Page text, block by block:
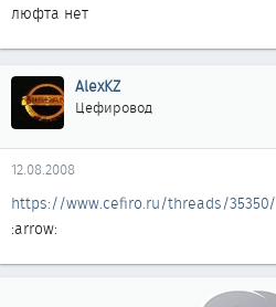
люфта нет
AlexKZ
Цефировод
12.08.2008
https://www.cefiro.ru/threads/35350/
:arrow: